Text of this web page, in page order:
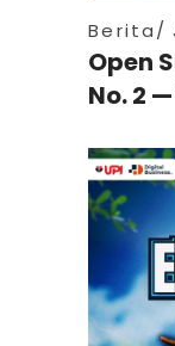
Berita
Open
No. 2